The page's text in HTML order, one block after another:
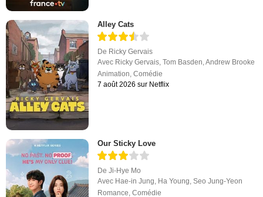
Alley Cats
De Ricky Gervais
Avec Ricky Gervais,Tom Basden,Andrew Brooke
Animation,Comédie
7 août 2026 sur Netflix
Our Sticky Love
DeJi-Hye Mo
Avec Hae-in Jung, Ha Young,Seo Jung-Yeon
Romance,Comédie